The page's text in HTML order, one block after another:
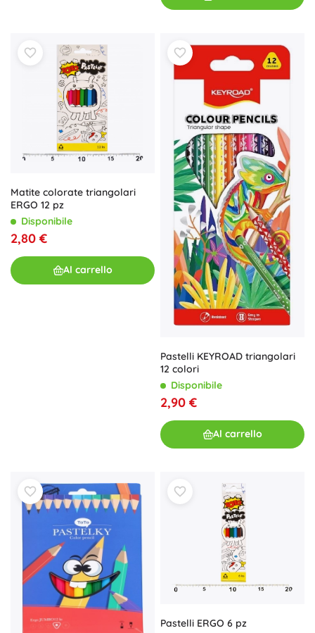
Matite colorate triangolari
ERGO 12 pz
Disponibile
2,80 €
Al carrello
Pastelli KEYROAD triangolari
12 colori
Disponibile
2,90 €
Al carrello
Pastelli ERGO 6 pz